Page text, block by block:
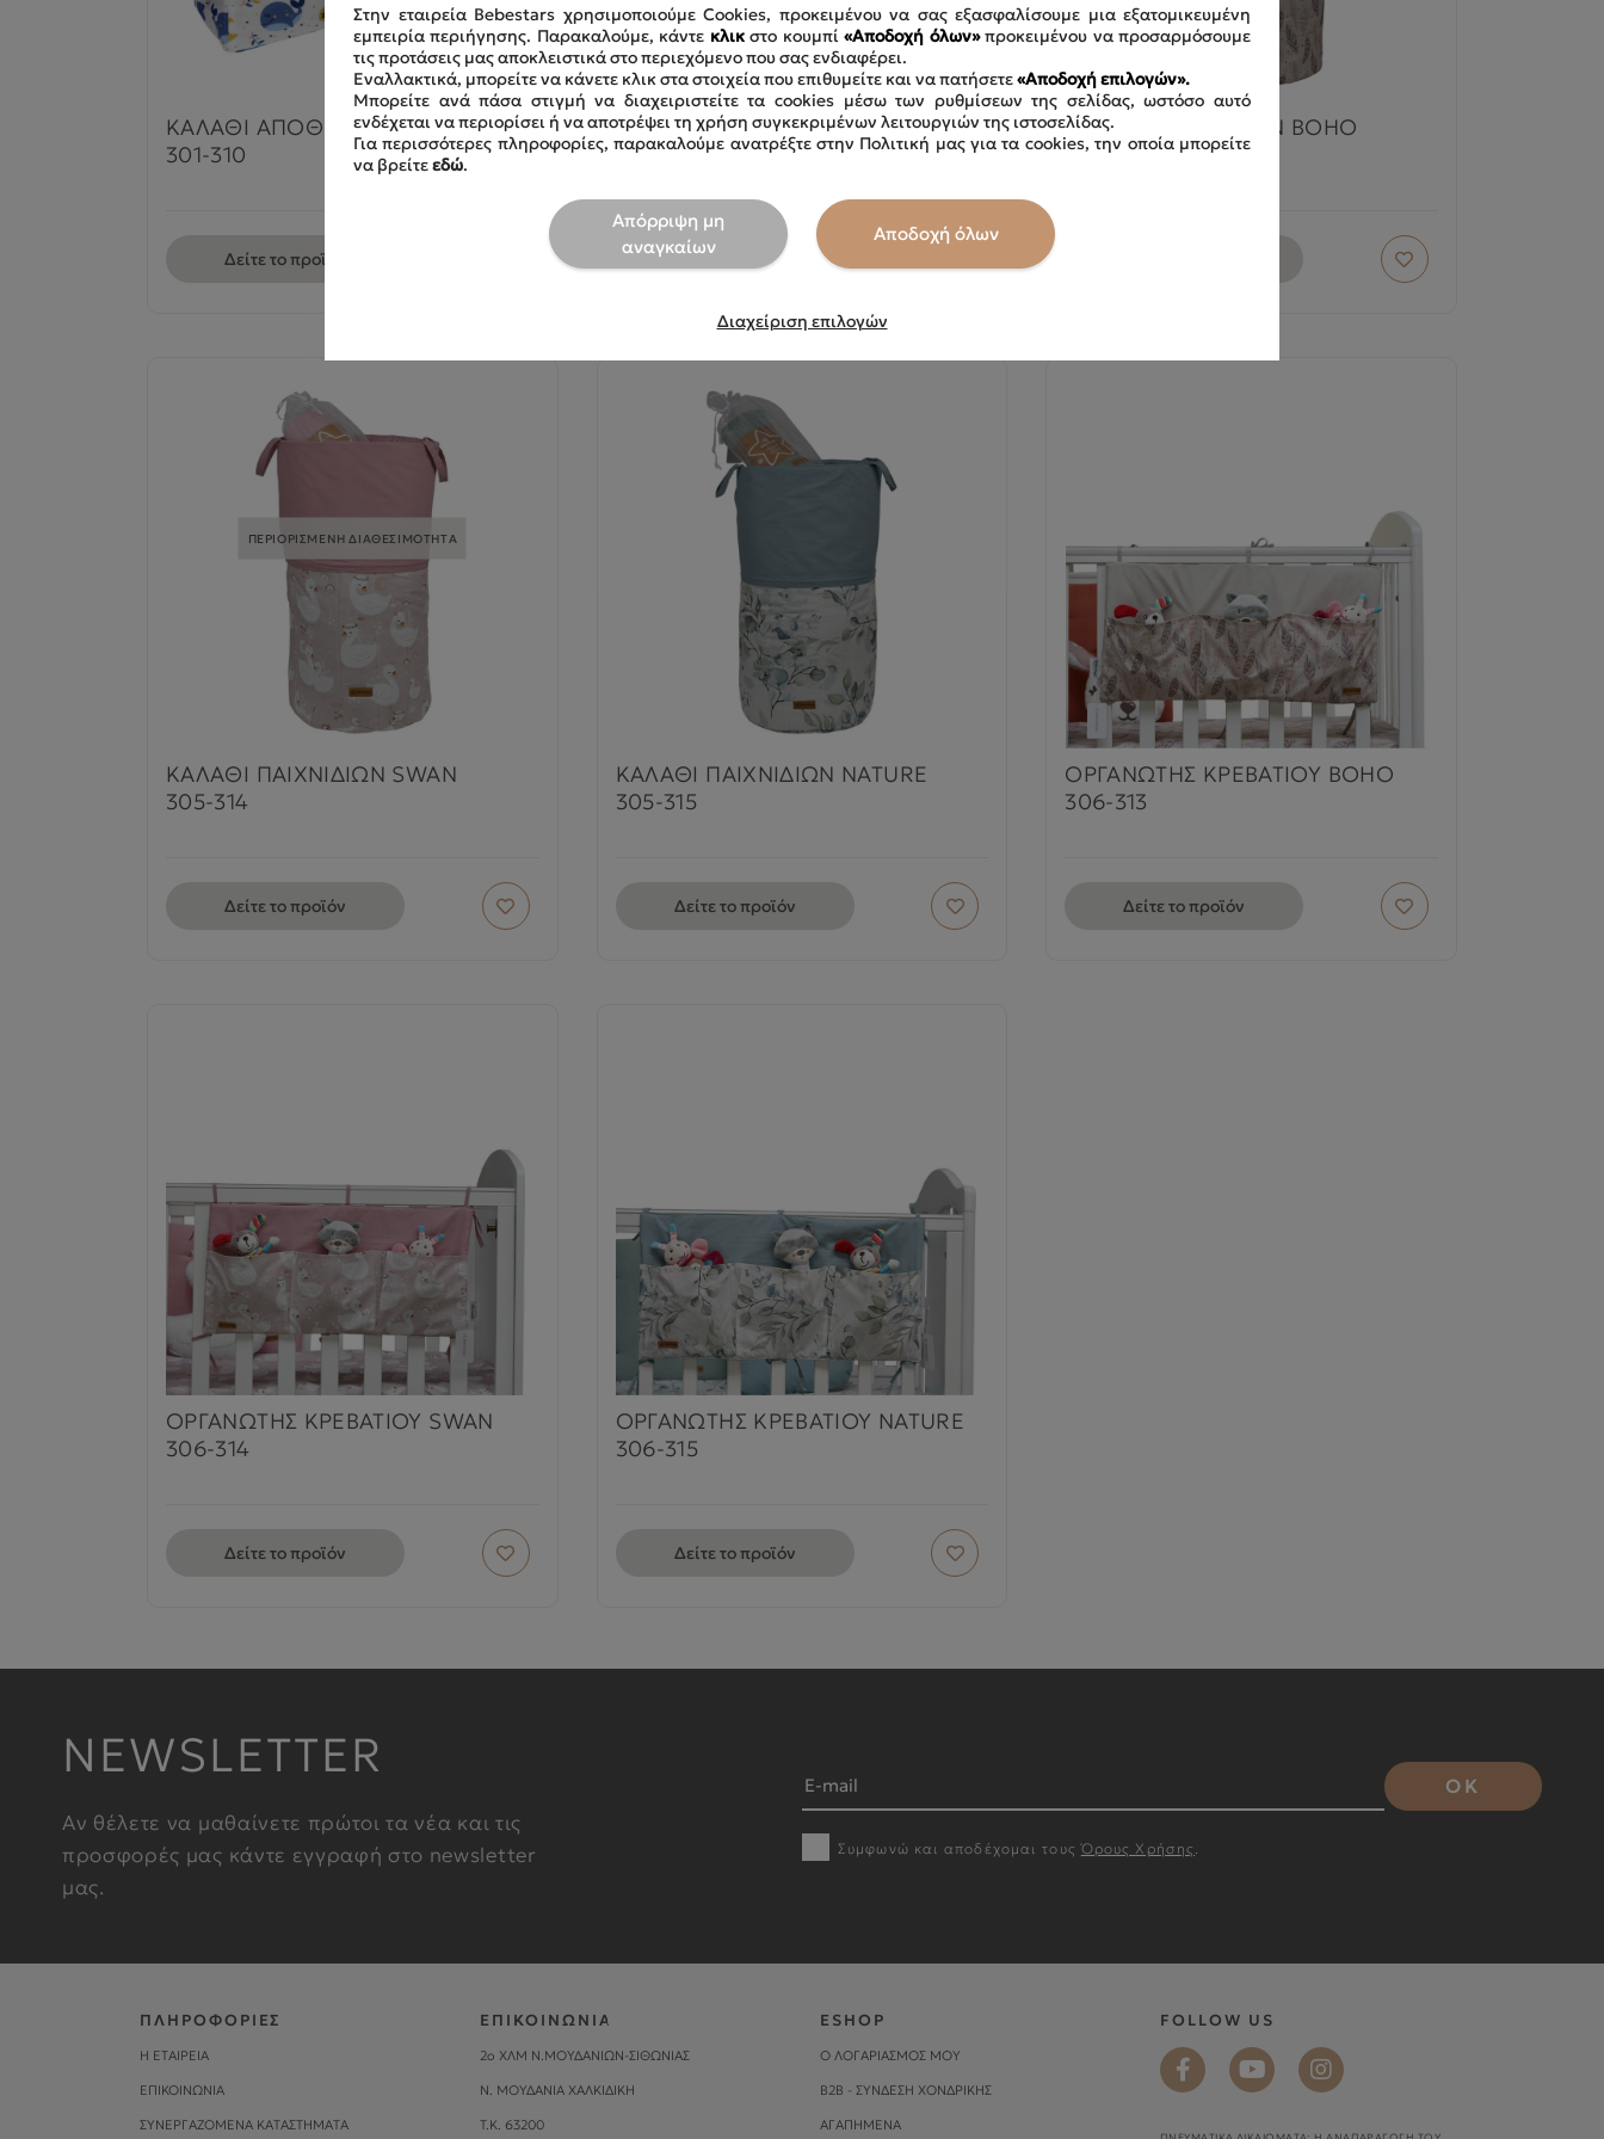
ΚΑΛΑΘΙ ΑΠΟΘΗΚΕΥΣΗΣ 2ΤΜΧ.WHALE
301-310
Δείτε το προϊόν
ΚΑΛΑΘΙ ΑΠΟΘΗΚΕΥΣΗΣ 2ΤΜΧ.PANDA
301-312
Δείτε το προϊόν
ΚΑΛΑΘΙ ΠΑΙΧΝΙΔΙΩΝ BOHO
305-313
ΚΑΛΑΘΙ ΠΑΙΧΝΙΔΙΩΝ SWAN
305-314
ΠΕΡΙΟΡΙΣΜΕΝΗ ΔΙΑΘΕΣΙΜΟΤΗΤΑ
Δείτε το προϊόν
ΚΑΛΑΘΙ ΠΑΙΧΝΙΔΙΩΝ NATURE
305-315
Δείτε το προϊόν
ΟΡΓΑΝΩΤΗΣ ΚΡΕΒΑΤΙΟΥ BOHO
306-313
Δείτε το προϊόν
ΟΡΓΑΝΩΤΗΣ ΚΡΕΒΑΤΙΟΥ SWAN
306-314
Δείτε το προϊόν
ΟΡΓΑΝΩΤΗΣ ΚΡΕΒΑΤΙΟΥ NATURE
306-315
Δείτε το προϊόν
NEWSLETTER
Αν θέλετε να μαθαίνετε πρώτοι τα νέα και τις
προσφορές μας κάντε εγγραφή στο newsletter
μας.
Συμφωνώ και αποδέχομαι τουςΌρους Χρήσης
OK
ΠΛΗΡΟΦΟΡΙΕΣ
Η ΕΤΑΙΡΕΙΑ
ΕΠΙΚΟΙΝΩΝΙΑ
ΣΥΝΕΡΓΑΖΟΜΕΝΑ ΚΑΤΑΣΤΗΜΑΤΑ
ΕΠΙΚΟΙΝΩΝΙΑ
2ο ΧΛΜ Ν.ΜΟΥΔΑΝΙΩΝ-ΣΙΘΩΝΙΑΣ
Ν. ΜΟΥΔΑΝΙΑ ΧΑΛΚΙΔΙΚΗ
Τ.Κ. 63200
ESHOP
Ο ΛΟΓΑΡΙΑΣΜΟΣ ΜΟΥ
B2B - ΣΥΝΔΕΣΗ ΧΟΝΔΡΙΚΗΣ
ΑΓΑΠΗΜΕΝΑ
FOLLOW US
Στην εταιρεία Bebestars χρησιμοποιούμε Cookies, προκειμένου να σας εξασφαλίσουμε μια εξατομικευμένη
εμπειρία περιήγησης. Παρακαλούμε, κάντε κλικστο κουμπί«Αποδοχή όλων»προκειμένου να προσαρμόσουμε
τις προτάσεις μας αποκλειστικά στο περιεχόμενο που σας ενδιαφέρει.
Εναλλακτικά, μπορείτε να κάνετε κλικ στα στοιχεία που επιθυμείτε και να πατήσετε«Αποδοχή επιλογών».
Μπορείτε ανά πάσα στιγμή να διαχειριστείτε τα cookies μέσω των ρυθμίσεων της σελίδας, ωστόσο αυτό
ενδέχεται να περιορίσει ή να αποτρέψει τη χρήση συγκεκριμένων λειτουργιών της ιστοσελίδας.
Για περισσότερες πληροφορίες, παρακαλούμε ανατρέξτε στην Πολιτική μας για τα cookies, την οποία μπορείτε
να βρείτεεδώ.
Απόρριψη μη
αναγκαίων
Αποδοχή όλων
Διαχείριση επιλογών